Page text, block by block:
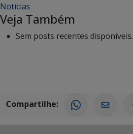
Notícias
Veja Também
Sem posts recentes disponíveis.
Compartilhe: